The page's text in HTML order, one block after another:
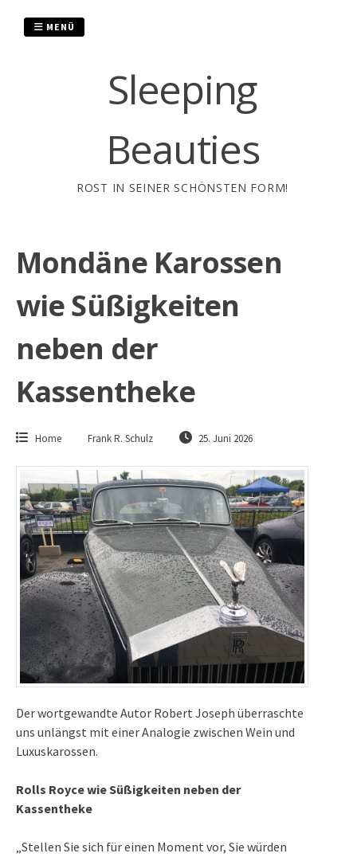
Sleeping
Beauties
ROST IN SEINER SCHÖNSTEN FORM!
MENÜ
Mondäne Karossen
wie Süßigkeiten
neben der
Kassentheke
Home Frank R. Schulz 25. Juni 2026
Der wortgewandte Autor Robert Joseph überraschte
uns unlängst mit einer Analogie zwischen Wein und
Luxuskarossen.
Rolls Royce wie Süßigkeiten neben der
Kassentheke
„Stellen Sie sich für einen Moment vor, Sie würden